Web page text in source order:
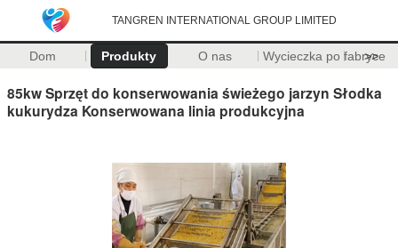
TANGREN INTERNATIONAL GROUP LIMITED
Dom Produkty O nas Wycieczka po fabryce
>>
85kw Sprzęt do konserwowania świeżego jarzyn Słodka
kukurydza Konserwowana linia produkcyjna